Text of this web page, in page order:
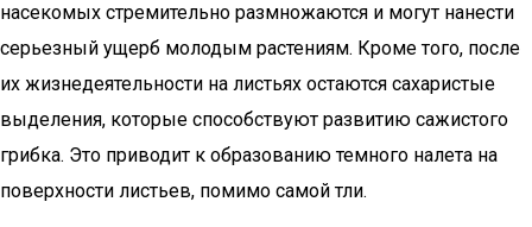
насекомых стремительно размножаются и могут нанести
серьезный ущерб молодым растениям. Кроме того, после
их жизнедеятельности на листьях остаются сахаристые
выделения, которые способствуют развитию сажистого
грибка. Это приводит к образованию темного налета на
поверхности листьев, помимо самой тли.